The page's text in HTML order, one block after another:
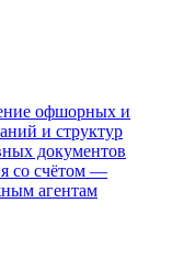
офшорных и
и структур
документов
со счётом —
агентам